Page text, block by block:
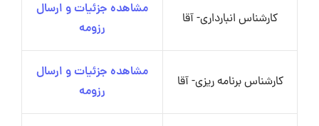
کارشناس انبارداری- آقا
مشاهده جزئیات و ارسال
رزومه
کارشناس برنامه ریزی- آقا
مشاهده جزئیات و ارسال
رزومه